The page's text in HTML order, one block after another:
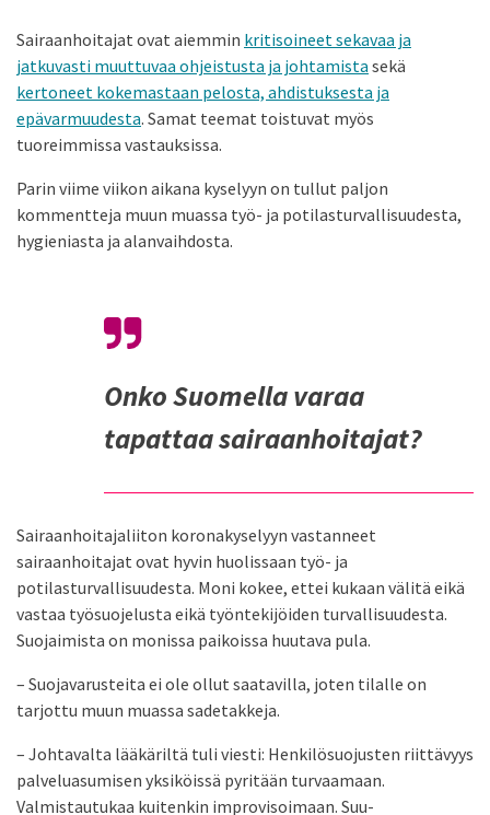
Sairaanhoitajat ovat aiemmin kritisoineet sekavaa ja
jatkuvasti muuttuvaa ohjeistusta ja johtamista sekä
kertoneet kokemastaan pelosta, ahdistuksesta ja
epävarmuudesta. Samat teemat toistuvat myös
tuoreimmissa vastauksissa.
Parin viime viikon aikana kyselyyn on tullut paljon
kommentteja muun muassa työ- ja potilasturvallisuudesta,
hygieniasta ja alanvaihdosta.
Onko Suomella varaa
tapattaa sairaanhoitajat?
Sairaanhoitajaliiton koronakyselyyn vastanneet
sairaanhoitajat ovat hyvin huolissaan työ- ja
potilasturvallisuudesta. Moni kokee, ettei kukaan välitä eikä
vastaa työsuojelusta eikä työntekijöiden turvallisuudesta.
Suojaimista on monissa paikoissa huutava pula.
– Suojavarusteita ei ole ollut saatavilla, joten tilalle on
tarjottu muun muassa sadetakkeja.
– Johtavalta lääkäriltä tuli viesti: Henkilösuojusten riittävyys
palveluasumisen yksiköissä pyritään turvaamaan.
Valmistautukaa kuitenkin improvisoimaan. Suu-